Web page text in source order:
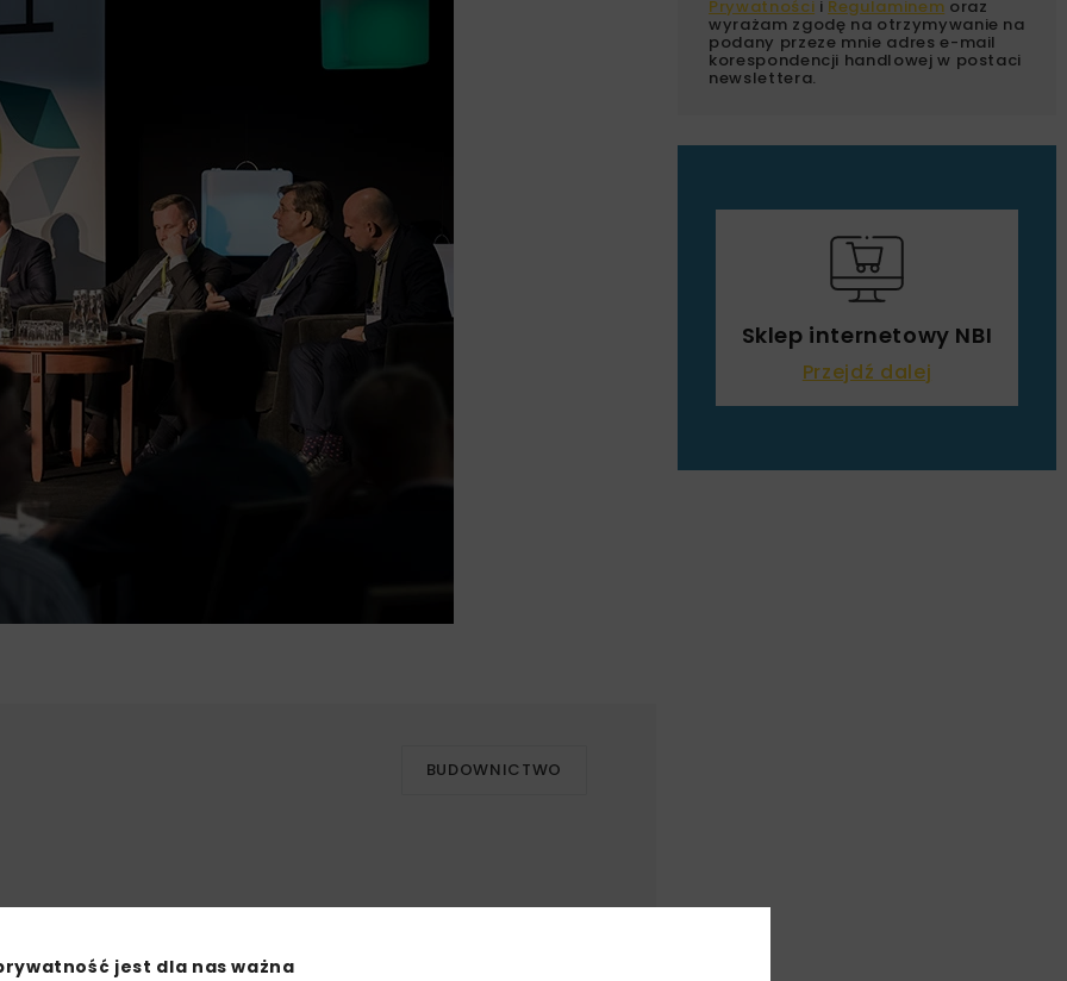
BUDOWNICTWO
Prywatności i Regulaminem oraz
wyrażam zgodę na otrzymywanie na
podany przeze mnie adres e-mail
korespondencji handlowej w postaci
newslettera.
Sklep internetowy NBI
Przejdź dalej
jest dla nas ważna